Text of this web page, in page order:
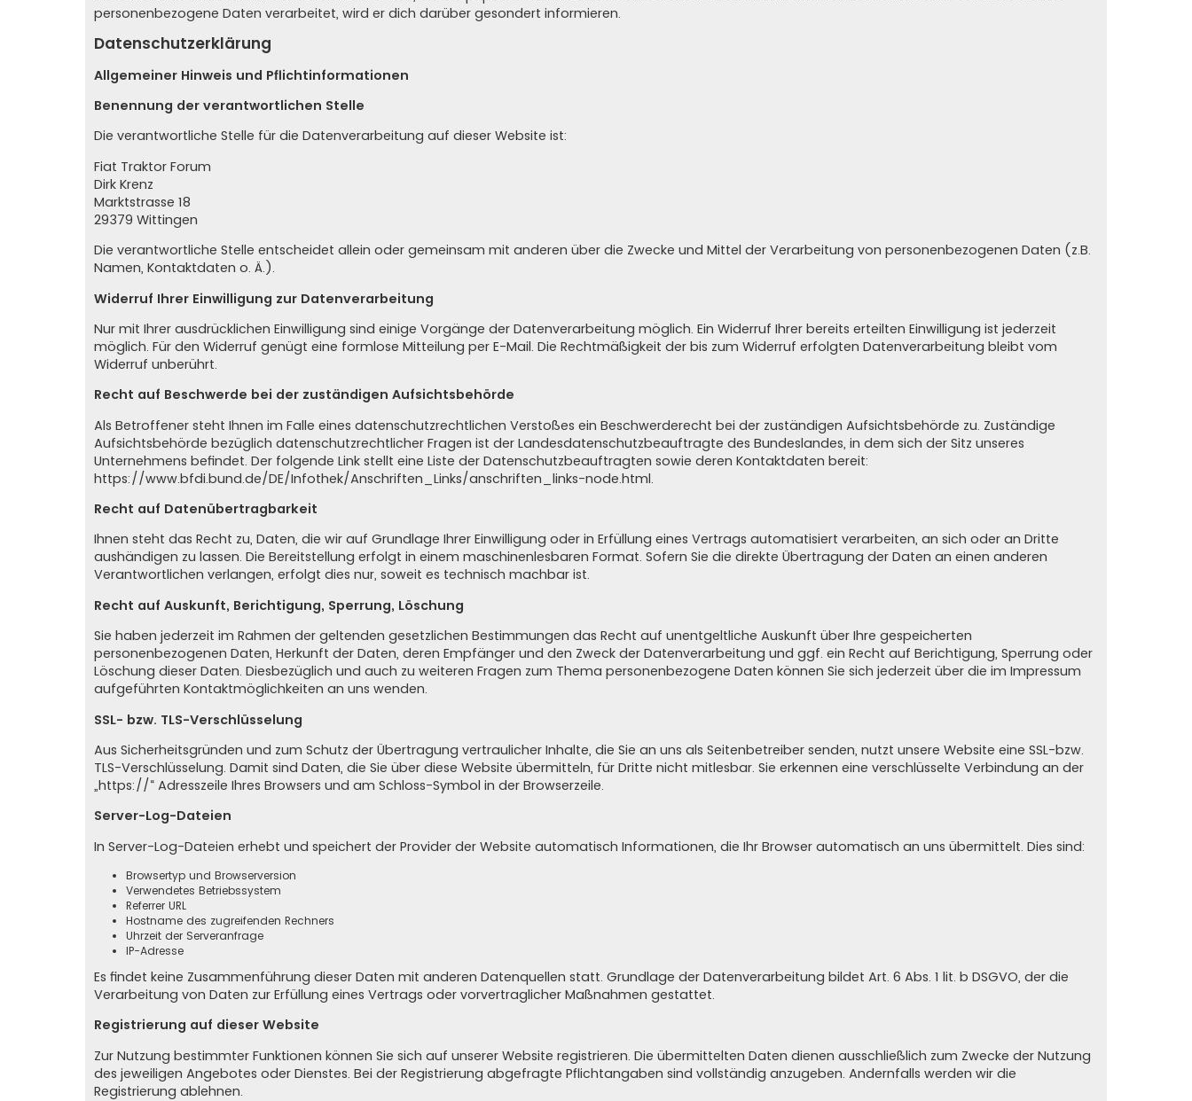
personenbezogene Daten verarbeitet, wird er dich darüber gesondert informieren.
Datenschutzerklärung
Allgemeiner Hinweis und Pflichtinformationen
Benennung der verantwortlichen Stelle
Die verantwortliche Stelle für die Datenverarbeitung auf dieser Website ist:
Fiat Traktor Forum
Dirk Krenz
Marktstrasse 18
29379 Wittingen
Die verantwortliche Stelle entscheidet allein oder gemeinsam mit anderen über die Zwecke und Mittel der Verarbeitung von personenbezogenen Daten (z.B.
Namen, Kontaktdaten o. Ä.).
Widerruf Ihrer Einwilligung zur Datenverarbeitung
Nur mit Ihrer ausdrücklichen Einwilligung sind einige Vorgänge der Datenverarbeitung möglich. Ein Widerruf Ihrer bereits erteilten Einwilligung ist jederzeit
möglich. Für den Widerruf genügt eine formlose Mitteilung per E-Mail. Die Rechtmäßigkeit der bis zum Widerruf erfolgten Datenverarbeitung bleibt vom
Widerruf unberührt.
Recht auf Beschwerde bei der zuständigen Aufsichtsbehörde
Als Betroffener steht Ihnen im Falle eines datenschutzrechtlichen Verstoßes ein Beschwerderecht bei der zuständigen Aufsichtsbehörde zu. Zuständige
Aufsichtsbehörde bezüglich datenschutzrechtlicher Fragen ist der Landesdatenschutzbeauftragte des Bundeslandes, in dem sich der Sitz unseres
Unternehmens befindet. Der folgende Link stellt eine Liste der Datenschutzbeauftragten sowie deren Kontaktdaten bereit:
https://www.bfdi.bund.de/DE/Infothek/Anschriften_Links/anschriften_links-node.html.
Recht auf Datenübertragbarkeit
Ihnen steht das Recht zu, Daten, die wir auf Grundlage Ihrer Einwilligung oder in Erfüllung eines Vertrags automatisiert verarbeiten, an sich oder an Dritte
aushändigen zu lassen. Die Bereitstellung erfolgt in einem maschinenlesbaren Format. Sofern Sie die direkte Übertragung der Daten an einen anderen
Verantwortlichen verlangen, erfolgt dies nur, soweit es technisch machbar ist.
Recht auf Auskunft, Berichtigung, Sperrung, Löschung
Sie haben jederzeit im Rahmen der geltenden gesetzlichen Bestimmungen das Recht auf unentgeltliche Auskunft über Ihre gespeicherten
personenbezogenen Daten, Herkunft der Daten, deren Empfänger und den Zweck der Datenverarbeitung und ggf. ein Recht auf Berichtigung, Sperrung oder
Löschung dieser Daten. Diesbezüglich und auch zu weiteren Fragen zum Thema personenbezogene Daten können Sie sich jederzeit über die im Impressum
aufgeführten Kontaktmöglichkeiten an uns wenden.
SSL- bzw. TLS-Verschlüsselung
Aus Sicherheitsgründen und zum Schutz der Übertragung vertraulicher Inhalte, die Sie an uns als Seitenbetreiber senden, nutzt unsere Website eine SSL-bzw.
TLS-Verschlüsselung. Damit sind Daten, die Sie über diese Website übermitteln, für Dritte nicht mitlesbar. Sie erkennen eine verschlüsselte Verbindung an der
„https://“ Adresszeile Ihres Browsers und am Schloss-Symbol in der Browserzeile.
Server-Log-Dateien
In Server-Log-Dateien erhebt und speichert der Provider der Website automatisch Informationen, die Ihr Browser automatisch an uns übermittelt. Dies sind:
Browsertyp und Browserversion
Verwendetes Betriebssystem
Referrer URL
Hostname des zugreifenden Rechners
Uhrzeit der Serveranfrage
IP-Adresse
Es findet keine Zusammenführung dieser Daten mit anderen Datenquellen statt. Grundlage der Datenverarbeitung bildet Art. 6 Abs. 1 lit. b DSGVO, der die
Verarbeitung von Daten zur Erfüllung eines Vertrags oder vorvertraglicher Maßnahmen gestattet.
Registrierung auf dieser Website
Zur Nutzung bestimmter Funktionen können Sie sich auf unserer Website registrieren. Die übermittelten Daten dienen ausschließlich zum Zwecke der Nutzung
des jeweiligen Angebotes oder Dienstes. Bei der Registrierung abgefragte Pflichtangaben sind vollständig anzugeben. Andernfalls werden wir die
Registrierung ablehnen.